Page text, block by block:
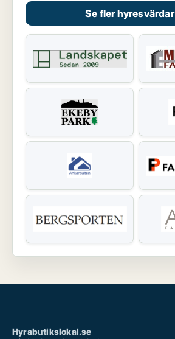
Se fler hyresvärdar
Hyrabutikslokal.se